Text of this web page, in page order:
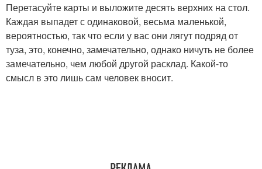
Перетасуйте карты и выложите десять верхних на стол.
Каждая выпадет с одинаковой, весьма маленькой,
вероятностью, так что если у вас они лягут подряд от
туза, это, конечно, замечательно, однако ничуть не более
замечательно, чем любой другой расклад. Какой-то
смысл в это лишь сам человек вносит.